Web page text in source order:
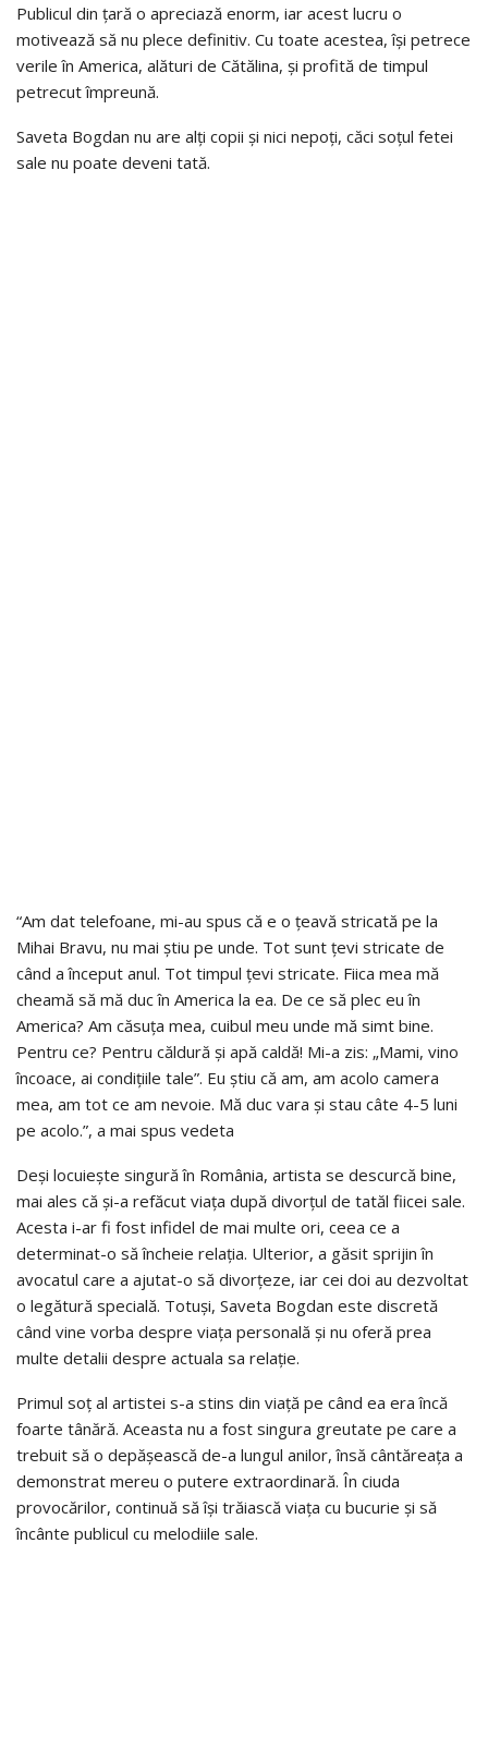
Publicul din țară o apreciază enorm, iar acest lucru o
motivează să nu plece definitiv. Cu toate acestea, își petrece
verile în America, alături de Cătălina, și profită de timpul
petrecut împreună.
Saveta Bogdan nu are alți copii și nici nepoți, căci soțul fetei
sale nu poate deveni tată.
“Am dat telefoane, mi-au spus că e o țeavă stricată pe la
Mihai Bravu, nu mai știu pe unde. Tot sunt țevi stricate de
când a început anul. Tot timpul țevi stricate. Fiica mea mă
cheamă să mă duc în America la ea. De ce să plec eu în
America? Am căsuța mea, cuibul meu unde mă simt bine.
Pentru ce? Pentru căldură și apă caldă! Mi-a zis: „Mami, vino
încoace, ai condițiile tale”. Eu știu că am, am acolo camera
mea, am tot ce am nevoie. Mă duc vara și stau câte 4-5 luni
pe acolo.”, a mai spus vedeta
Deși locuiește singură în România, artista se descurcă bine,
mai ales că și-a refăcut viața după divorțul de tatăl fiicei sale.
Acesta i-ar fi fost infidel de mai multe ori, ceea ce a
determinat-o să încheie relația. Ulterior, a găsit sprijin în
avocatul care a ajutat-o să divorțeze, iar cei doi au dezvoltat
o legătură specială. Totuși, Saveta Bogdan este discretă
când vine vorba despre viața personală și nu oferă prea
multe detalii despre actuala sa relație.
Primul soț al artistei s-a stins din viață pe când ea era încă
foarte tânără. Aceasta nu a fost singura greutate pe care a
trebuit să o depășească de-a lungul anilor, însă cântăreața a
demonstrat mereu o putere extraordinară. În ciuda
provocărilor, continuă să își trăiască viața cu bucurie și să
încânte publicul cu melodiile sale.